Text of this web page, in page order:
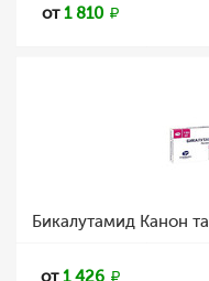
от1 810
Бикалутамид Канон
от1 426